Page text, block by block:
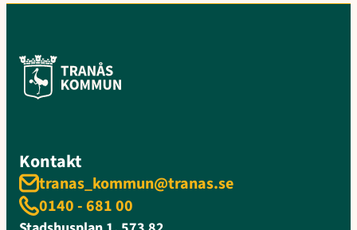
Kontakt
tranas_kommun@tranas.se
0140 - 681 00